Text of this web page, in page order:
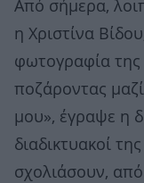
Από σήμερα,
η Χριστίνα
φωτογραφία της
ποζάροντας
μου», έγραψε η
διαδικτυακοί
σχολιάσουν,